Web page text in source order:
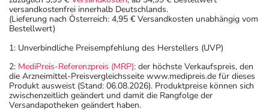
versandkostenfrei innerhalb Deutschlands.
(Lieferung nach Österreich: 4,95 € Versandkosten unabhängig vom
Bestellwert)
1: Unverbindliche Preisempfehlung des Herstellers (UVP)
2: MediPreis-Referenzpreis (MRP): der höchste Verkaufspreis, den
die Arzneimittel-Preisvergleichsseite www.medipreis.de für dieses
Produkt ausweist (Stand: 06.08.2026). Produktpreise können sich
zwischenzeitlich geändert und damit die Rangfolge der
Versandapotheken geändert haben.